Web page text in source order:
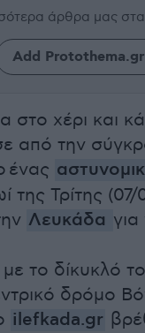
άρθρα μας
Add
στο χέρι και
από την
ένας
της Τρίτης
Λευκάδα
με το δίκυκλό
δρόμο
ilefkada.gr